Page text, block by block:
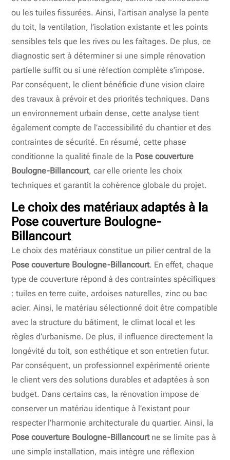
ou les tuiles fissurées. Ainsi, l’artisan analyse la pente
du toit, la ventilation, l’isolation existante et les points
sensibles tels que les rives ou les faîtages. De plus, ce
diagnostic sert à déterminer si une simple rénovation
partielle suffit ou si une réfection complète s’impose.
Par conséquent, le client bénéficie d’une vision claire
des travaux à prévoir et des priorités techniques. Dans
un environnement urbain dense, cette analyse tient
également compte de l’accessibilité du chantier et des
contraintes de sécurité. En résumé, cette phase
conditionne la qualité finale de la Pose couverture
Boulogne-Billancourt, car elle oriente les choix
techniques et garantit la cohérence globale du projet.
Le choix des matériaux adaptés à la
Pose couverture Boulogne-
Billancourt
Le choix des matériaux constitue un pilier central de la
Pose couverture Boulogne-Billancourt. En effet, chaque
type de couverture répond à des contraintes spécifiques
: tuiles en terre cuite, ardoises naturelles, zinc ou bac
acier. Ainsi, le matériau sélectionné doit être compatible
avec la structure du bâtiment, le climat local et les
règles d’urbanisme. De plus, il influence directement la
longévité du toit, son esthétique et son entretien futur.
Par conséquent, un professionnel expérimenté oriente
le client vers des solutions durables et adaptées à son
budget. Dans certains cas, la rénovation impose de
conserver un matériau identique à l’existant pour
respecter l’harmonie architecturale du quartier. Ainsi, la
Pose couverture Boulogne-Billancourtne se limite pas à
une simple installation, mais intègre une réflexion